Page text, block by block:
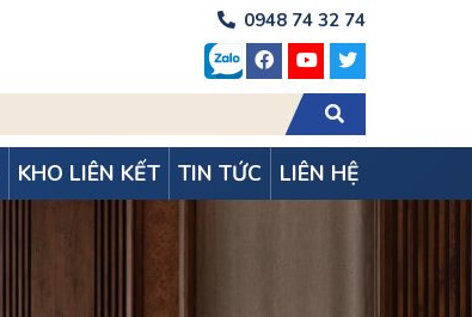
0948 74 32 74
KHO LIÊN KẾT TIN TỨC LIÊN HỆ